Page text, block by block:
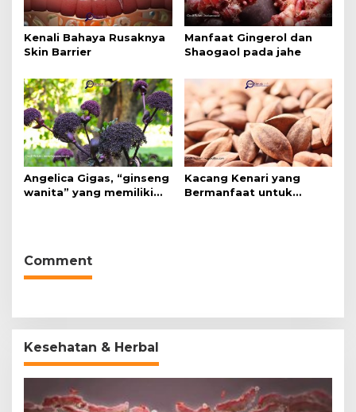
Kenali Bahaya Rusaknya
Skin Barrier
Manfaat Gingerol dan
Shaogaol pada jahe
Angelica Gigas, “ginseng
wanita” yang memiliki
Kacang Kenari yang
Bermanfaat untuk
Comment
Kesehatan & Herbal